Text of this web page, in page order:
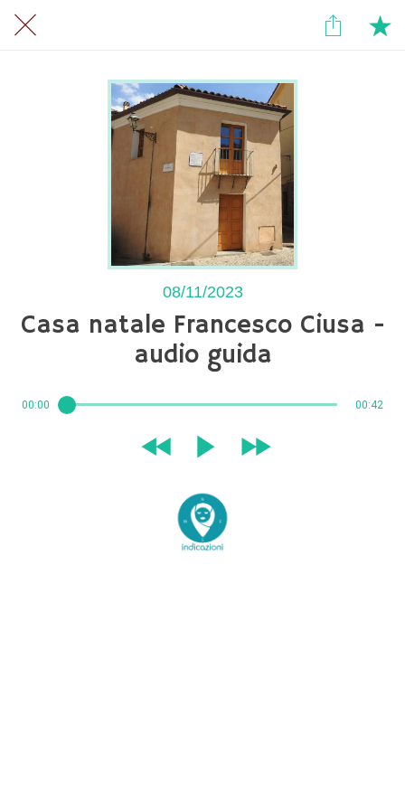
08/11/2023
Casa natale Francesco Ciusa -
audio guida
00:00 00:42